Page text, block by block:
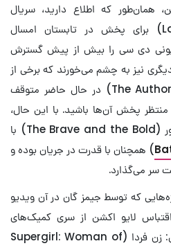
همان‌طور که اطلاع دارید، سریال
تلویزیونی لنترن‌ها (Lanterns) برای پخش در تابستان امسال
دی‌ سی را بیش از پیش گسترش
نیز به چشم می‌خورند که برخی از
آن‌ها مانند فیلم آتوریتی (The Authority) در حال حاضر متوقف
منتظر پخش آن‌ها باشید. با این حال،
روند توسعه فیلم شجاع و جسور (The Brave and the Bold) با
) همچنان با قدرت در جریان بوده و
سر می‌گذارد.
که توسط جیمز گان در آن ویدیو
لایو اکشن از سری کمیک‌های
تحسین‌شده DC یعنی سوپرگرل: زن فردا (Supergirl: Woman of